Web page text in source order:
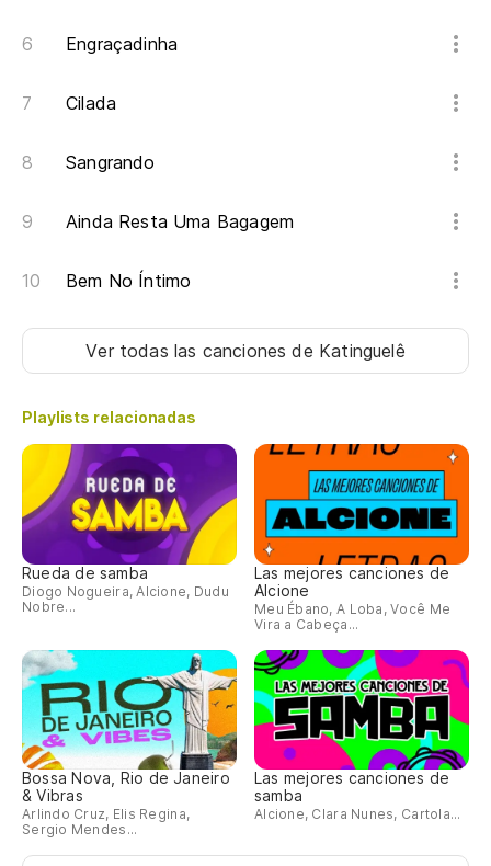
Engraçadinha
Cilada
Sangrando
Ainda Resta Uma Bagagem
Bem No Íntimo
Ver todas las cancionesde Katinguelê
Playlists relacionadas
Rueda de samba
Diogo Nogueira, Alcione, Dudu
Nobre...
Las mejores canciones de
Alcione
Meu Ébano, A Loba, Você Me
Vira a Cabeça...
Bossa Nova, Rio de Janeiro
& Vibras
Arlindo Cruz, Elis Regina,
Sergio Mendes...
Las mejores canciones de
samba
Alcione, Clara Nunes, Cartola...